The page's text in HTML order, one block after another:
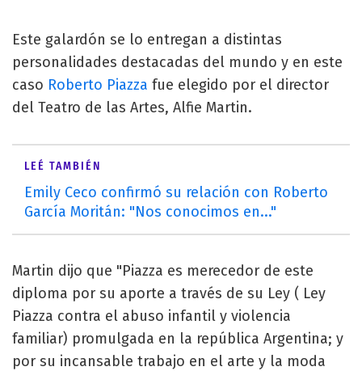
Este galardón se lo entregan a distintas
personalidades destacadas del mundo y en este
caso Roberto Piazza fue elegido por el director
del Teatro de las Artes, Alfie Martin.
LEÉ TAMBIÉN
Emily Ceco confirmó su relación con Roberto
García Moritán: "Nos conocimos en..."
Martin dijo que "Piazza es merecedor de este
diploma por su aporte a través de su Ley ( Ley
Piazza contra el abuso infantil y violencia
familiar) promulgada en la república Argentina; y
por su incansable trabajo en el arte y la moda